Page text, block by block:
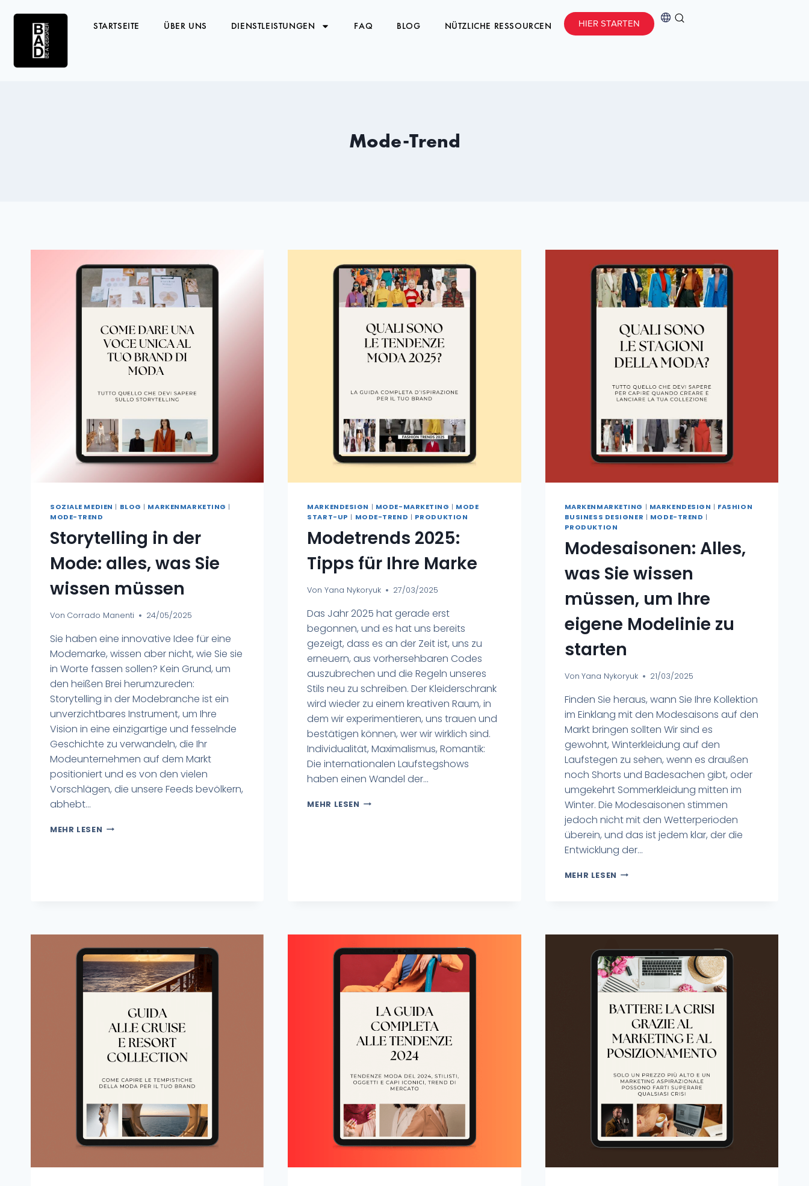
STARTSEITE ÜBER UNS DIENSTLEISTUNGEN FAQ BLOG NÜTZLICHE RESSOURCEN HIER STARTEN
Mode-Trend
SOZIALE MEDIEN | BLOG | MARKENMARKETING |
MODE-TREND
Storytelling in der
Mode: alles, was Sie
wissen müssen
Von Corrado Manenti 24/05/2025
Sie haben eine innovative Idee für eine
Modemarke, wissen aber nicht, wie Sie sie
in Worte fassen sollen? Kein Grund, um
den heißen Brei herumzureden:
Storytelling in der Modebranche ist ein
unverzichtbares Instrument, um Ihre
Vision in eine einzigartige und fesselnde
Geschichte zu verwandeln, die Ihr
Modeunternehmen auf dem Markt
positioniert und es von den vielen
Vorschlägen, die unsere Feeds bevölkern,
abhebt...
MEHR LESEN
MARKENDESIGN | MODE-MARKETING | MODE
START-UP | MODE-TREND | PRODUKTION
Modetrends 2025:
Tipps für Ihre Marke
Von Yana Nykoryuk 27/03/2025
Das Jahr 2025 hat gerade erst
begonnen, und es hat uns bereits
gezeigt, dass es an der Zeit ist, uns zu
erneuern, aus vorhersehbaren Codes
auszubrechen und die Regeln unseres
Stils neu zu schreiben. Der Kleiderschrank
wird wieder zu einem kreativen Raum, in
dem wir experimentieren, uns trauen und
bestätigen können, wer wir wirklich sind.
Individualität, Maximalismus, Romantik:
Die internationalen Laufstegshows
haben einen Wandel der...
MEHR LESEN
MARKENMARKETING | MARKENDESIGN | FASHION
BUSINESS DESIGNER | MODE-TREND |
PRODUKTION
Modesaisonen: Alles,
was Sie wissen
müssen, um Ihre
eigene Modelinie zu
starten
Von Yana Nykoryuk 21/03/2025
Finden Sie heraus, wann Sie Ihre Kollektion
im Einklang mit den Modesaisons auf den
Markt bringen sollten Wir sind es
gewohnt, Winterkleidung auf den
Laufstegen zu sehen, wenn es draußen
noch Shorts und Badesachen gibt, oder
umgekehrt Sommerkleidung mitten im
Winter. Die Modesaisonen stimmen
jedoch nicht mit den Wetterperioden
überein, und das ist jedem klar, der die
Entwicklung der...
MEHR LESEN